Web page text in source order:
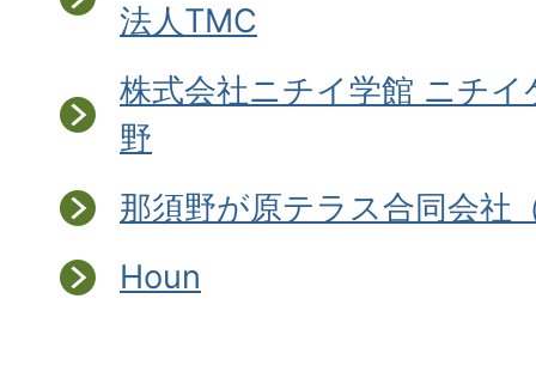
法人TMC
株式会社ニチイ学館 ニチ
野
那須野が原テラス合同会社
Houn